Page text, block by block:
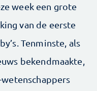
week een grote
van de eerste
Tenminste, als
bekendmaakte,